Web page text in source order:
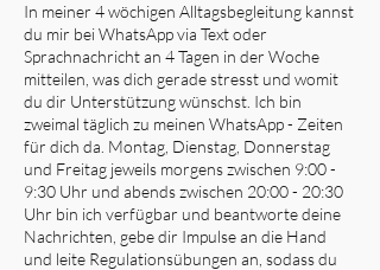
In meiner 4 wöchigen Alltagsbegleitung kannst
du mir bei WhatsApp via Text oder
Sprachnachricht an 4 Tagen in der Woche
mitteilen, was dich gerade stresst und womit
du dir Unterstützung wünschst. Ich bin
zweimal täglich zu meinen WhatsApp - Zeiten
für dich da. Montag, Dienstag, Donnerstag
und Freitag jeweils morgens zwischen 9:00 -
9:30 Uhr und abends zwischen 20:00 - 20:30
Uhr bin ich verfügbar und beantworte deine
Nachrichten, gebe dir Impulse an die Hand
und leite Regulationsübungen an, sodass du